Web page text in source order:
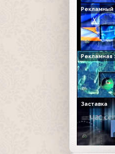
Рекламный
Рекламная
Заставка